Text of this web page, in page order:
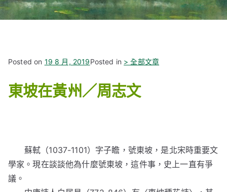
Posted on 19 8 月, 2019Posted in > 全部文章
東坡在黃州 ／周志文
蘇軾（1037-1101）字子瞻，號東坡，是北宋時重要文
學家。現在談談他為什麼號東坡，這件事，史上一直有爭
議。